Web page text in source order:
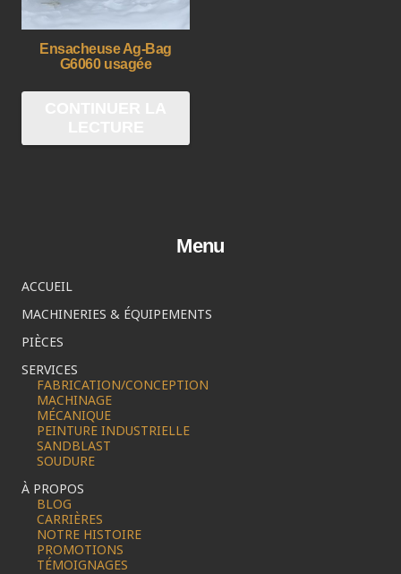
Ensacheuse Ag-Bag
G6060 usagée
Menu
ACCUEIL
MACHINERIES & ÉQUIPEMENTS
PIÈCES
SERVICES
FABRICATION/CONCEPTION
MACHINAGE
MÉCANIQUE
PEINTURE INDUSTRIELLE
SANDBLAST
SOUDURE
À PROPOS
BLOG
CARRIÈRES
NOTRE HISTOIRE
PROMOTIONS
TÉMOIGNAGES